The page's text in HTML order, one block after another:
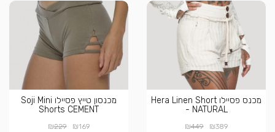
מכנס פסיילו Hera Linen Short
- NATURAL
₪389
₪449
מכנסון טייץ פסיילו Soji Mini
Shorts CEMENT
₪169
₪229